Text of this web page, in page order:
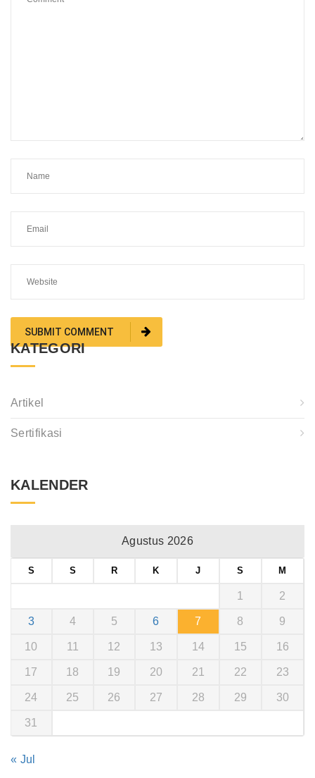
KATEGORI
Artikel
Sertifikasi
KALENDER
Agustus 2026
S S R K J S M
1 2
3 4 5 6 7 8 9
10 11 12 13 14 15 16
17 18 19 20 21 22 23
24 25 26 27 28 29 30
31
« Jul